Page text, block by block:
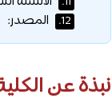
12. المصدر:
نبذة عن